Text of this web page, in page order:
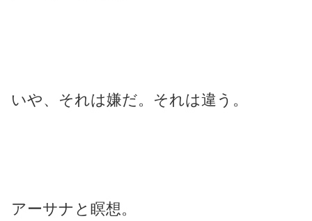
いや、それは嫌だ。それは違う。
アーサナと瞑想。